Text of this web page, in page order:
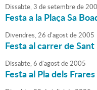
Dissabte,3 desetembrede
Festa a la Plaça Sa
Divendres,26 d'agostde2005
Festa al carrer de
Dissabte,6 d'agostde2005
Festa al Pla dels Frares